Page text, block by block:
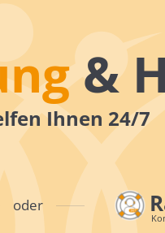
&
Ihnen 24/7
oder